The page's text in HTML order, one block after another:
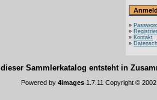
»
»
» Kontakt
»
dieser Sammlerkatalog entsteht in
Powered by 4images 1.7.11 Copyright ©